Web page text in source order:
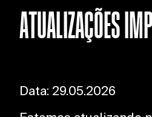
ATUALIZAÇÕES
Data: 29.05.2026